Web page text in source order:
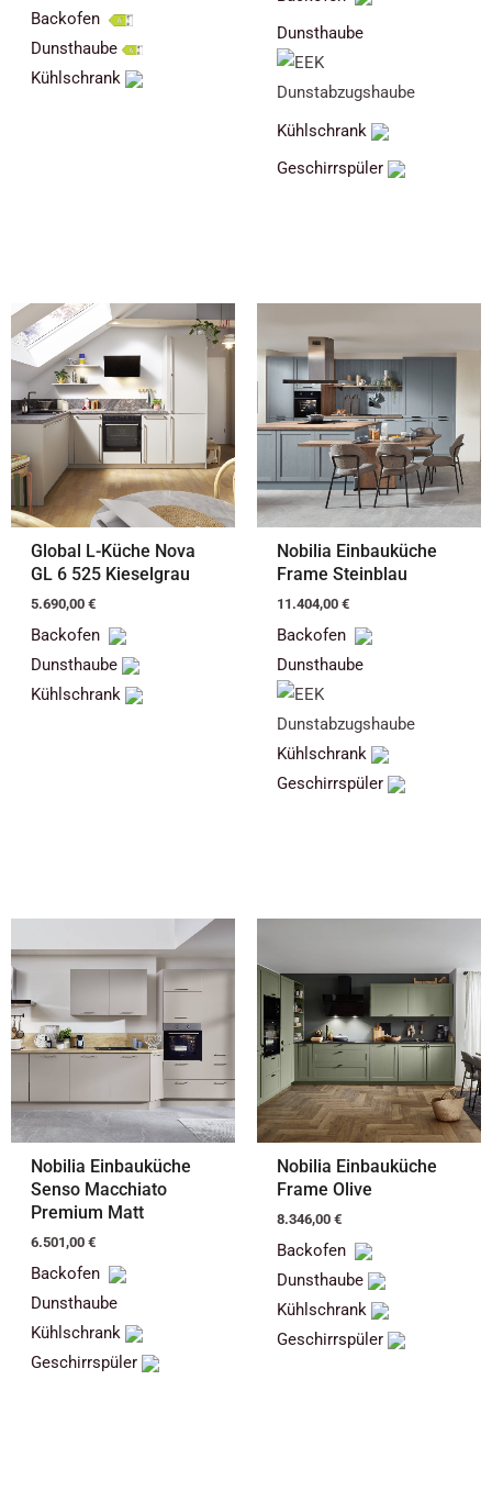
Backofen
Dunsthaube
Kühlschrank
Dunsthaube
Kühlschrank
Geschirrspüler
Global L-Küche Nova
GL 6 525 Kieselgrau
5.690,00 €
Backofen
Dunsthaube
Kühlschrank
Nobilia Einbauküche
Frame Steinblau
11.404,00 €
Backofen
Dunsthaube
Kühlschrank
Geschirrspüler
Nobilia Einbauküche
Senso Macchiato
Premium Matt
6.501,00 €
Backofen
Dunsthaube
Kühlschrank
Geschirrspüler
Nobilia Einbauküche
Frame Olive
8.346,00 €
Backofen
Dunsthaube
Kühlschrank
Geschirrspüler